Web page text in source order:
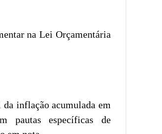
na Lei Orçamentária
inflação acumulada em
pautas específicas de